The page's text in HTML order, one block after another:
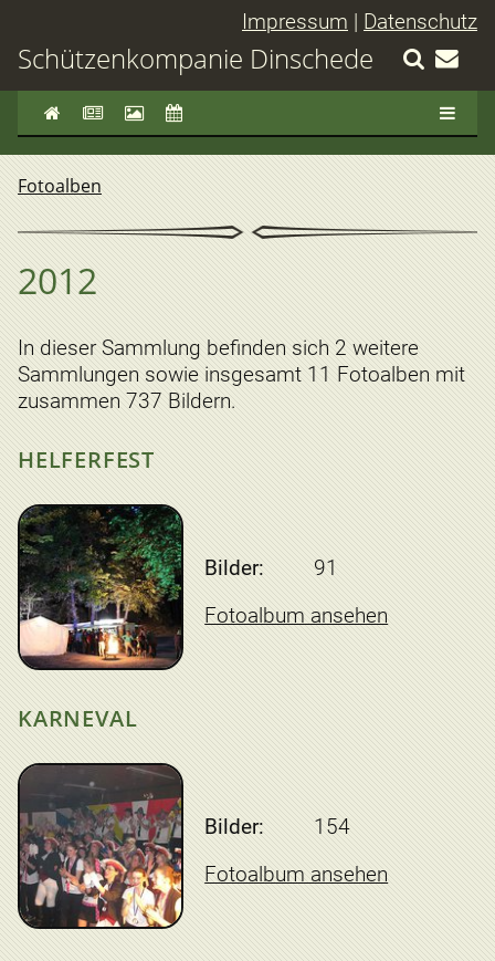
Impressum | Datenschutz
Schützenkompanie Dinschede
Fotoalben
2012
In dieser Sammlung befinden sich 2 weitere
Sammlungen sowie insgesamt 11 Fotoalben mit
zusammen 737 Bildern.
HELFERFEST
Bilder:
91
Fotoalbum ansehen
KARNEVAL
Bilder:
154
Fotoalbum ansehen